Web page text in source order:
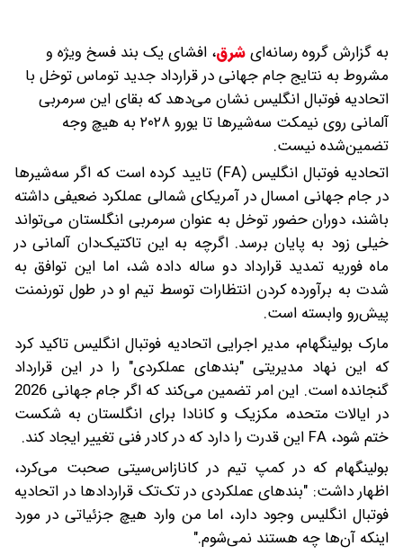
به گزارش گروه رسانه‌ایشرق، افشای یک بند فسخ ویژه و
مشروط به نتایج جام جهانی در قرارداد جدید توماس توخل با
اتحادیه فوتبال انگلیس نشان می‌دهد که بقای این سرمربی
آلمانی روی نیمکت سه‌شیرها تا یورو ۲۰۲۸ به هیچ وجه
تضمین‌شده نیست.
اتحادیه فوتبال انگلیس (FA) تایید کرده است که اگر سه‌شیرها
در جام جهانی امسال در آمریکای شمالی عملکرد ضعیفی داشته
باشند، دوران حضور توخل به عنوان سرمربی انگلستان می‌تواند
خیلی زود به پایان برسد. اگرچه به این تاکتیک‌دان آلمانی در
ماه فوریه تمدید قرارداد دو ساله داده شد، اما این توافق به
شدت به برآورده کردن انتظارات توسط تیم او در طول تورنمنت
پیش‌رو وابسته است.
مارک بولینگهام، مدیر اجرایی اتحادیه فوتبال انگلیس تاکید کرد
که این نهاد مدیریتی "بندهای عملکردی" را در این قرارداد
گنجانده است. این امر تضمین می‌کند که اگر جام جهانی 2026
در ایالات متحده، مکزیک و کانادا برای انگلستان به شکست
ختم شود، FA این قدرت را دارد که در کادر فنی تغییر ایجاد کند.
بولینگهام که در کمپ تیم در کانازاس‌سیتی صحبت می‌کرد،
اظهار داشت: "بندهای عملکردی در تک‌تک قراردادها در اتحادیه
فوتبال انگلیس وجود دارد، اما من وارد هیچ جزئیاتی در مورد
اینکه آن‌ها چه هستند نمی‌شوم."